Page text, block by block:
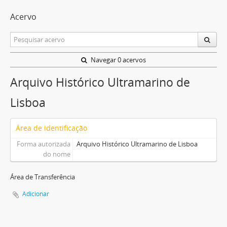
Acervo
Navegar 0 acervos
Arquivo Histórico Ultramarino de
Lisboa
Área de identificação
Forma autorizada
do nome
Arquivo Histórico Ultramarino de Lisboa
Área de Transferência
Adicionar